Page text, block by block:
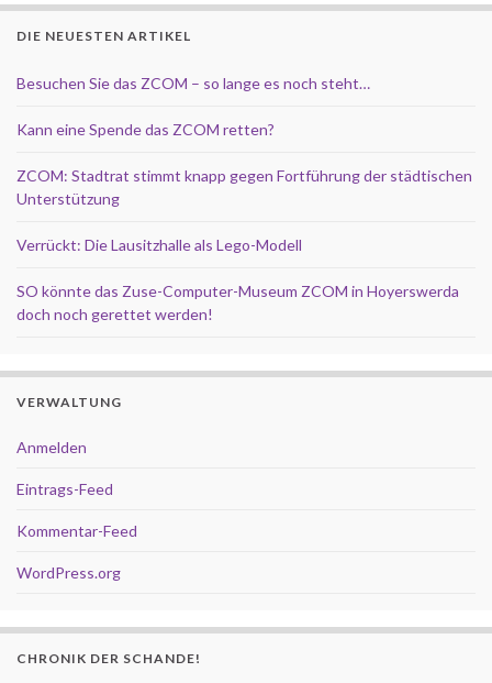
DIE NEUESTEN ARTIKEL
Besuchen Sie das ZCOM – so lange es noch steht…
Kann eine Spende das ZCOM retten?
ZCOM: Stadtrat stimmt knapp gegen Fortführung der städtischen
Unterstützung
Verrückt: Die Lausitzhalle als Lego-Modell
SO könnte das Zuse-Computer-Museum ZCOM in Hoyerswerda
doch noch gerettet werden!
VERWALTUNG
Anmelden
Eintrags-Feed
Kommentar-Feed
WordPress.org
CHRONIK DER SCHANDE!